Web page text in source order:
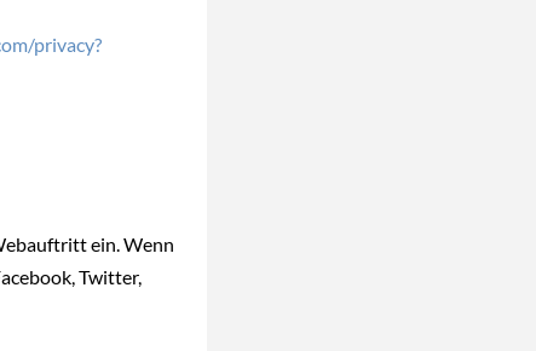
privacy?
ein. Wenn
Twitter,